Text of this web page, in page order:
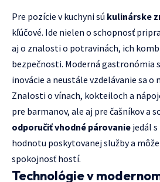
Pre pozície v kuchyni sú kulinárske
kľúčové. Ide nielen o schopnosť
aj o znalosti o potravinách, ich
bezpečnosti. Moderná gastronómia
inovácie a neustále vzdelávanie sa o
Znalosti o vínach, kokteiloch a
pre barmanov, ale aj pre čašníkov a
odporučiť vhodné párovanie jedál
hodnotu poskytovanej služby a
spokojnosť hostí.
Technológie v